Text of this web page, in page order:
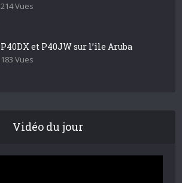
214 Vues
P40DX et P40JW sur l’île Aruba
183 Vues
Vidéo du jour